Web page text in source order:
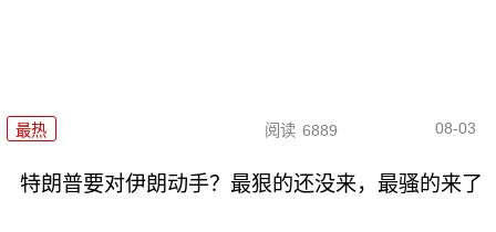
最热 阅读 6889 08-03
特朗普要对伊朗动手？最狠的还没来，最骚的来了